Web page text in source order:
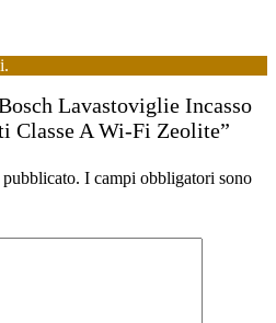
Lavastoviglie Incasso
Classe A Wi-Fi Zeolite”
I campi obbligatori sono